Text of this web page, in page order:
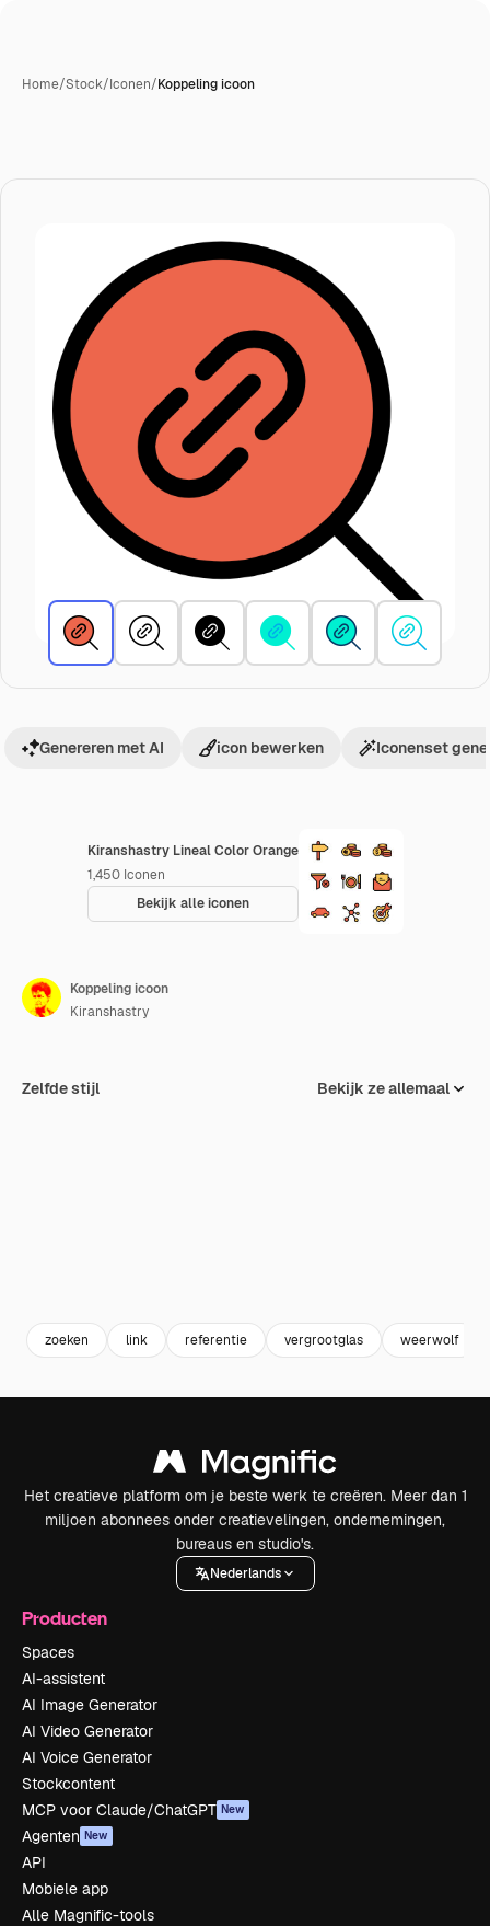
Home/Stock/Iconen/Koppeling icoon
Kiranshastry Lineal Color Orange
1,450 Iconen
Bekijk alle iconen
Genereren met AI icon bewerken Iconenset
Koppeling icoon
Kiranshastry
Zelfde stijl Bekijk ze allemaal
zoeken link referentie vergrootglas weerwolf
Het creatieve platform om je beste werk te creëren. Meer dan 1
miljoen abonnees onder creatievelingen, ondernemingen,
bureaus en studio's.
Nederlands
Producten
Spaces
AI-assistent
AI Image Generator
AI Video Generator
AI Voice Generator
Stockcontent
MCP voor Claude/ChatGPT New
Agenten New
API
Mobiele app
Alle Magnific-tools